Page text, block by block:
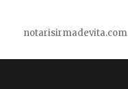
notarisirmadevita.com